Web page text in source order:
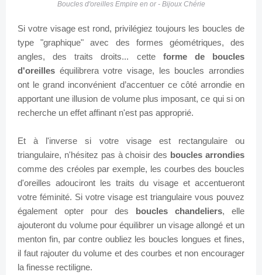
Boucles d'oreilles Empire en or - Bijoux Chérie
Si votre visage est rond, privilégiez toujours les boucles de
type "graphique" avec des formes géométriques, des
angles, des traits droits... cette forme de boucles
d'oreilles équilibrera votre visage, les boucles arrondies
ont le grand inconvénient d’accentuer ce côté arrondie en
apportant une illusion de volume plus imposant, ce qui si on
recherche un effet affinant n'est pas approprié.
Et à l'inverse si votre visage est rectangulaire ou
triangulaire, n'hésitez pas à choisir des boucles arrondies
comme des créoles par exemple, les courbes des boucles
d'oreilles adouciront les traits du visage et accentueront
votre féminité. Si votre visage est triangulaire vous pouvez
également opter pour des boucles chandeliers, elle
ajouteront du volume pour équilibrer un visage allongé et un
menton fin, par contre oubliez les boucles longues et fines,
il faut rajouter du volume et des courbes et non encourager
la finesse rectiligne.